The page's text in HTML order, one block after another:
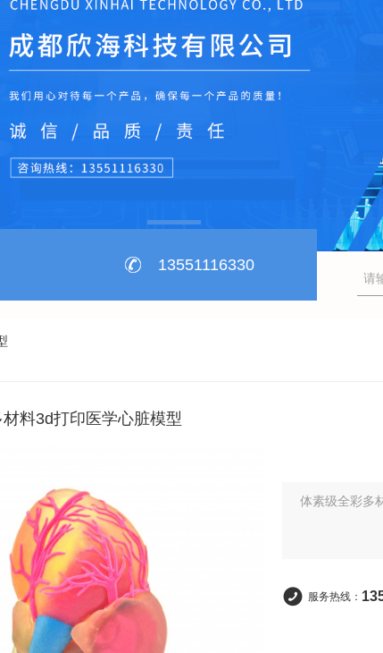
13551116330
料3d打印医学心脏模型
体素级全彩多
服务热线：